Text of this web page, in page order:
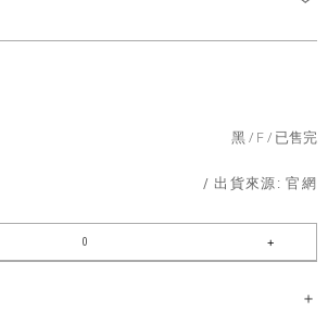
黑 F 已售完
/ 出貨來源:官網